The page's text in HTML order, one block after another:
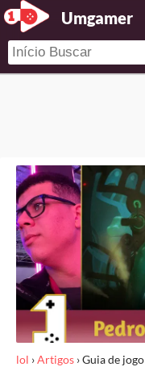
Umgamer
lol ›Artigos ›Guia de jogo